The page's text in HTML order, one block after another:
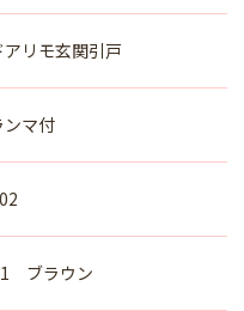
アリモ玄関引戸
ンマ付
ブラウン